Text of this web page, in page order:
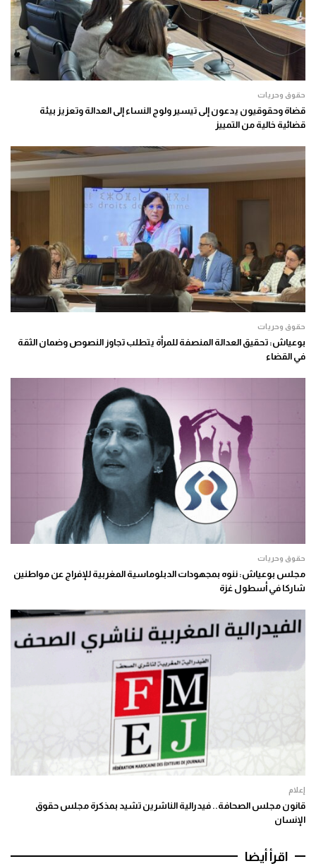
حقوق وحريات
قضاة وحقوقيون يدعون إلى تيسير ولوج النساء إلى العدالة وتعزيز بيئة
قضائية خالية من التمييز
حقوق وحريات
بوعياش: تحقيق العدالة المنصفة للمرأة يتطلب تجاوز النصوص وضمان الثقة
في القضاء
حقوق وحريات
مجلس بوعياش: ننوه بمجهودات الدبلوماسية المغربية للإفراج عن مواطنين
شاركا في أسطول غزة
إعلام
قانون مجلس الصحافة.. فيدرالية الناشرين تشيد بمذكرة مجلس حقوق
الإنسان
اقرأ أيضا